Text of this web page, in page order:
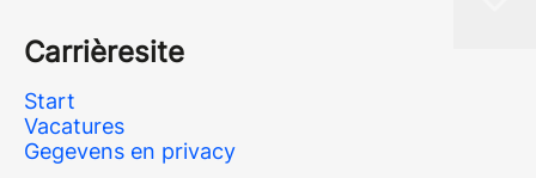
Carrièresite
Start
Vacatures
Gegevens en privacy